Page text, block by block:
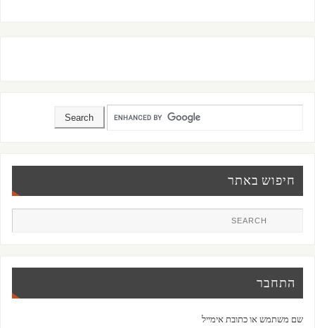
חיפוש באתר
התחבר
שם משתמש או כתובת אימייל